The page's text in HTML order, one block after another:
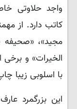
واجد حلاوتی
کاتب دارد. از
مجید»، «صحیفه
الخیرات» و برخی
با اسلوبی زیبا
این بزرگمرد